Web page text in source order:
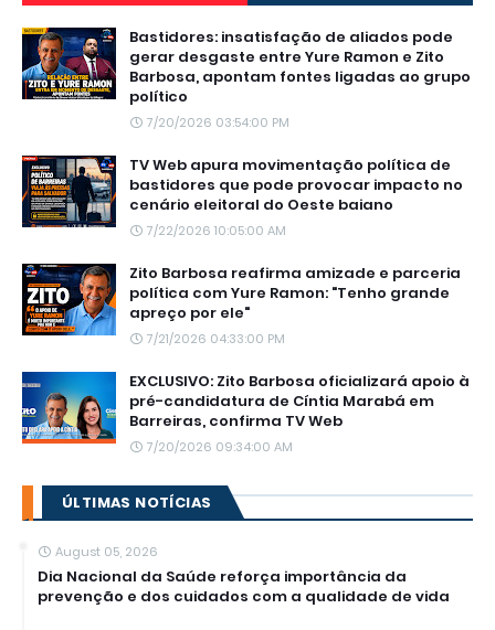
Bastidores: insatisfação de aliados pode
gerar desgaste entre Yure Ramon e Zito
Barbosa, apontam fontes ligadas ao grupo
político
7/20/2026 03:54:00 PM
TV Web apura movimentação política de
bastidores que pode provocar impacto no
cenário eleitoral do Oeste baiano
7/22/2026 10:05:00 AM
Zito Barbosa reafirma amizade e parceria
política com Yure Ramon: "Tenho grande
apreço por ele"
7/21/2026 04:33:00 PM
EXCLUSIVO: Zito Barbosa oficializará apoio à
pré-candidatura de Cíntia Marabá em
Barreiras, confirma TV Web
7/20/2026 09:34:00 AM
ÚLTIMAS NOTÍCIAS
August 05, 2026
Dia Nacional da Saúde reforça importância da
prevenção e dos cuidados com a qualidade de vida